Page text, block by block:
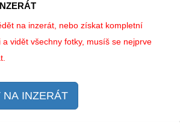
na inzerát, nebo získat kompletní
vidět všechny fotky, musíš se nejprve
NA INZERÁT